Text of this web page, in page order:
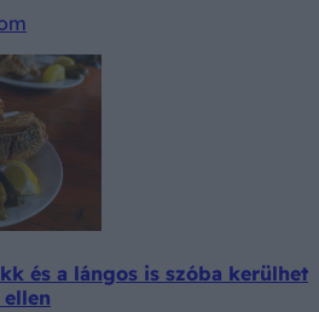
és a lángos is szóba kerülhet